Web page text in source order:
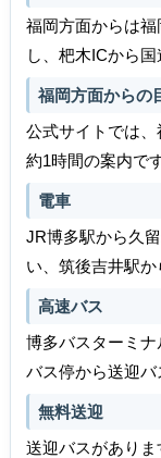
福岡方面からは
し、杷木ICから国
福岡方面からの
公式サイトでは
約1時間の案内です
電車
JR博多駅から久
い、筑後吉井駅か
高速バス
博多バスターミ
バス停から送迎バ
無料送迎
送迎バスがあり